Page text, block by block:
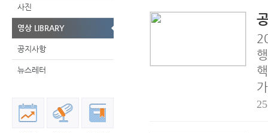
사진
영상 LIBRARY
공지사항
뉴스레터